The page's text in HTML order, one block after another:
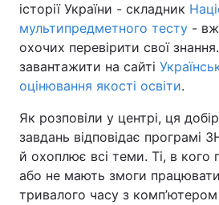
Україна
Економіка Світ
Спорт
Техно і зв'язок Лайт
Зброя
історії України - складник
мультипредметного тесту -
охочих перевірити свої
завантажити на сайті
оцінювання якості освіти.
Як розповіли у центрі, ця
завдань відповідає програмі
й охоплює всі теми. Ті, в кого
або не мають змоги
тривалого часу з